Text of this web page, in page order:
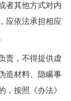
者其他方式对内
应依法承担相应
责，不得提供虚
造材料、隐瞒事
，按照《办法》